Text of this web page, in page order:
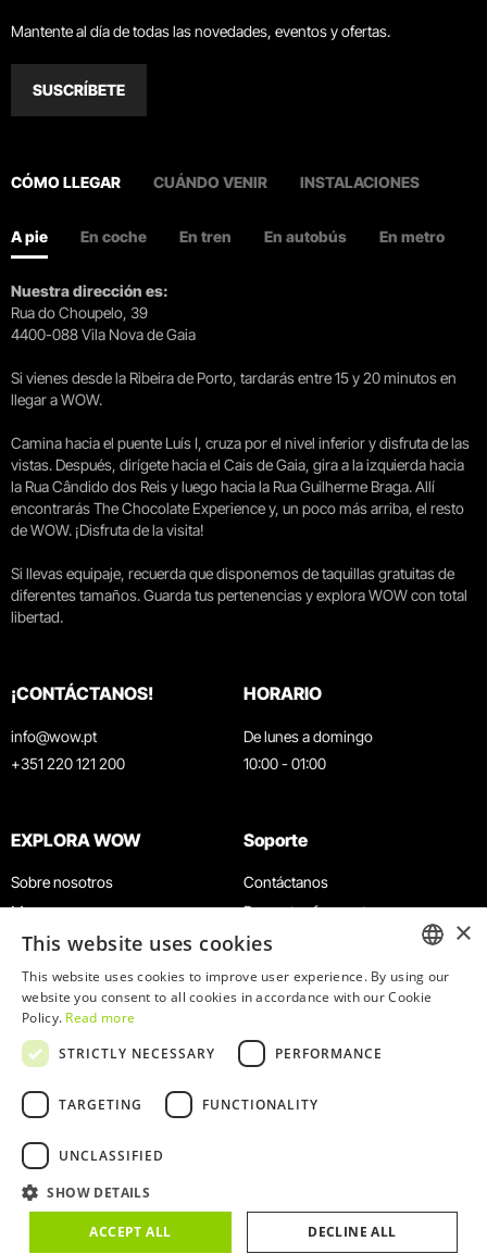
Mantente al día de todas las novedades, eventos y ofertas.
SUSCRÍBETE
CÓMO LLEGAR CUÁNDO VENIR INSTALACIONES
A pie En coche En tren En autobús En metro
Nuestra dirección es:
Rua do Choupelo, 39
4400-088 Vila Nova de Gaia
Si vienes desde la Ribeira de Porto, tardarás entre 15 y 20 minutos en
llegar a WOW.
Camina hacia el puente Luís I, cruza por el nivel inferior y disfruta de las
vistas. Después, dirígete hacia el Cais de Gaia, gira a la izquierda hacia
la Rua Cândido dos Reis y luego hacia la Rua Guilherme Braga. Allí
encontrarás The Chocolate Experience y, un poco más arriba, el resto
de WOW. ¡Disfruta de la visita!
Si llevas equipaje, recuerda que disponemos de taquillas gratuitas de
diferentes tamaños. Guarda tus pertenencias y explora WOW con total
libertad.
¡CONTÁCTANOS!
info@wow.pt
+351 220 121 200
HORARIO
De lunes a domingo
10:00 - 01:00
EXPLORA WOW
Sobre nosotros
Museos
Agenda
Noticias
Restaurantes
Tarjeta WOW
Grupos y eventos
Servicio educativo
Soporte
Contáctanos
Preguntas frecuentes
Términos y condiciones
Política de privacidad y cookies
Trabaja con nosotros
Libro de reclamaciones
© 2026
WOW
ENGLISH
×
This website uses cookies
This website uses cookies to improve user experience. By using our
website you consent to all cookies in accordance with our Cookie
Policy. Read more
STRICTLY NECESSARY
PERFORMANCE
TARGETING FUNCTIONALITY
UNCLASSIFIED
SHOW DETAILS
ACCEPT ALL DECLINE ALL